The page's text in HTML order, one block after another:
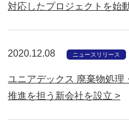
対応したプロジェクトを始
2020.12.08 ニュースリリース
ユニアデックス 廃棄物処理
推進を担う新会社を設立 >